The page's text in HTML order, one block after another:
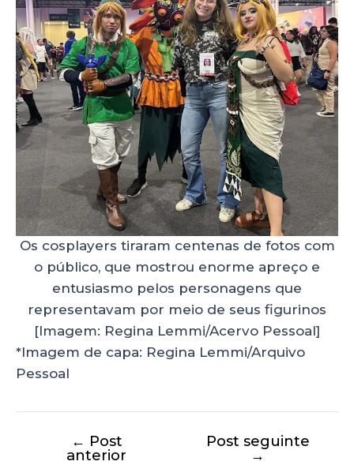
Os cosplayers tiraram centenas de fotos com
o público, que mostrou enorme apreço e
entusiasmo pelos personagens que
representavam por meio de seus figurinos
[Imagem: Regina Lemmi/Acervo Pessoal]
*Imagem de capa: Regina Lemmi/Arquivo
Pessoal
← Post
anterior
Post seguinte
→